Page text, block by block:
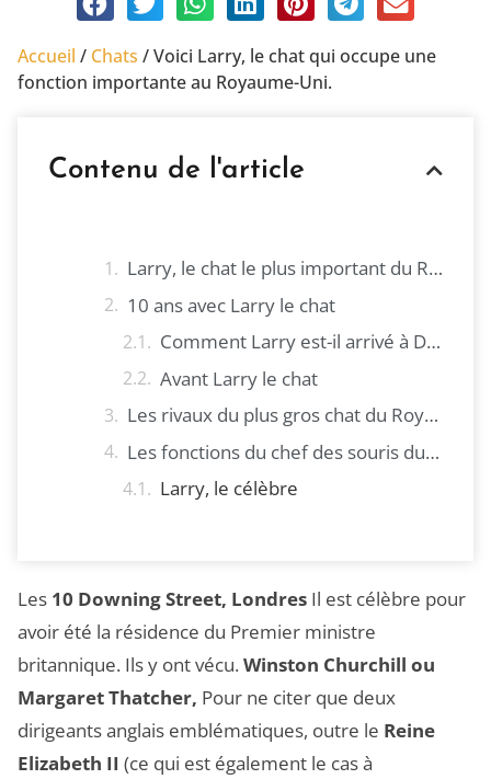
Accueil / Chats /Voici Larry, le chat qui occupe une
fonction importante au Royaume-Uni.
Contenu de l'article
Larry, le chat le plus important du Royaume-Uni
10 ans avec Larry le chat
Comment Larry est-il arrivé à Downing Street ?
Avant Larry le chat
Les rivaux du plus gros chat du Royaume-Uni
Les fonctions du chef des souris du Cabinet Office
Larry, le célèbre
Les 10 Downing Street, Londres Il est célèbre pour
avoir été la résidence du Premier ministre
britannique. Ils y ont vécu.Winston Churchill ou
Margaret Thatcher, Pour ne citer que deux
dirigeants anglais emblématiques, outre le Reine
Elizabeth II (ce qui est également le cas à